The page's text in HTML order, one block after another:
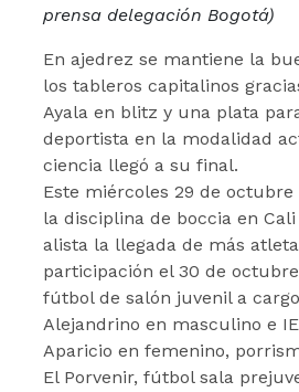
prensa delegación Bogotá)
En ajedrez se mantiene la
los tableros capitalinos
Ayala en blitz y una plata
deportista en la modalidad
ciencia llegó a su final.
Este miércoles 29 de
la disciplina de boccia en
alista la llegada de más
participación el 30 de
fútbol de salón juvenil a
Alejandrino en masculino e
Aparicio en femenino,
El Porvenir, fútbol sala